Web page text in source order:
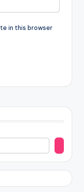
in this browser